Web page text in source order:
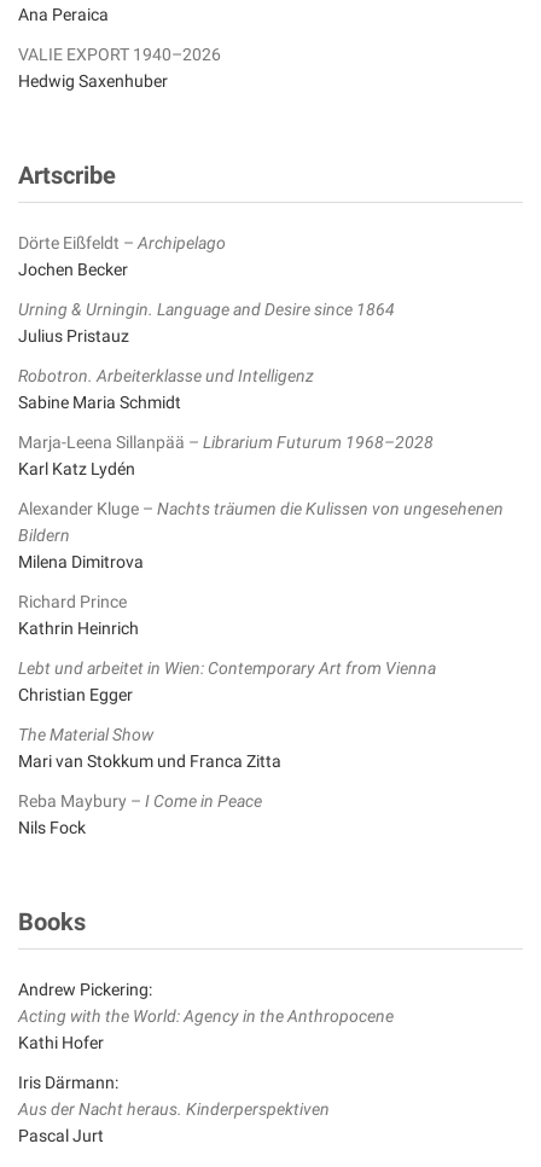
Ana Peraica
VALIE EXPORT 1940–2026
Hedwig Saxenhuber
Artscribe
Dörte Eißfeldt – Archipelago
Jochen Becker
Urning & Urningin. Language and Desire since 1864
Julius Pristauz
Robotron. Arbeiterklasse und Intelligenz
Sabine Maria Schmidt
Marja-Leena Sillanpää – Librarium Futurum 1968–2028
Karl Katz Lydén
Alexander Kluge – Nachts träumen die Kulissen von ungesehenen
Bildern
Milena Dimitrova
Richard Prince
Kathrin Heinrich
Lebt und arbeitet in Wien: Contemporary Art from Vienna
Christian Egger
The Material Show
Mari van Stokkum und Franca Zitta
Reba Maybury – I Come in Peace
Nils Fock
Books
Andrew Pickering:
Acting with the World: Agency in the Anthropocene
Kathi Hofer
Iris Därmann:
Aus der Nacht heraus. Kinderperspektiven
Pascal Jurt